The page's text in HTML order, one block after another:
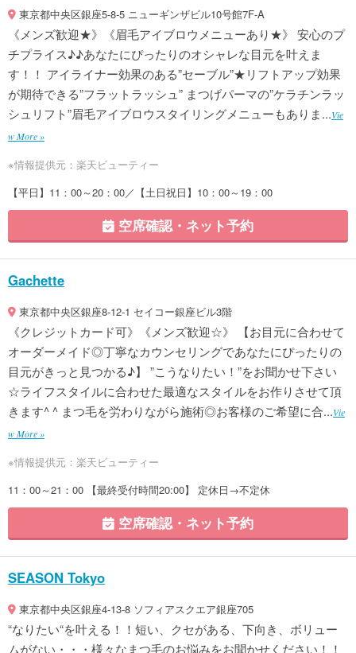
東京都中央区銀座5-8-5 ニューギンザビル10号館7F-A
《メンズ歓迎★》《眉毛アイブロウメニューあり★》 安心のプ
チプライス♪♪あなたにぴったりのオシャレな目元を叶えま
す！！ アイライナー効果のある”セーブル”★リフトアップ効果
が期待できる”フラットラッシュ” まつげパーマの”ケラチンラッ
シュリフト”眉毛アイブロウスタイリングメニューもありま...Vie
w More »
※情報提供元：楽天ビューティー
【平日】11：00～20：00／【土日祝日】10：00～19：00
空席確認・ネット予約
Gachette
東京都中央区銀座8-12-1 セイコー銀座ビル3階
《クレジットカード可》《メンズ歓迎☆》 【お目元に合わせて
オーダーメイド◎丁寧なカウンセリングであなたにぴったりの
目元がきっと見つかる♪】 ”こうなりたい！”をお聞かせ下さい
☆ライフスタイルに合わせた最適なスタイルをお作りさせて頂
きます^ ^ まつ毛を労わりながら施術◎お客様のご希望に合...Vie
w More »
※情報提供元：楽天ビューティー
11：00～21：00 【最終受付時間20:00】 定休日→不定休
空席確認・ネット予約
SEASON Tokyo
東京都中央区銀座4-13-8 ソフィアスクエア銀座705
“なりたい“を叶える！！短い、クセがある、下向き、ボリュー
ムがない・・・様々なまつ毛のお悩みをお聞かせください！！